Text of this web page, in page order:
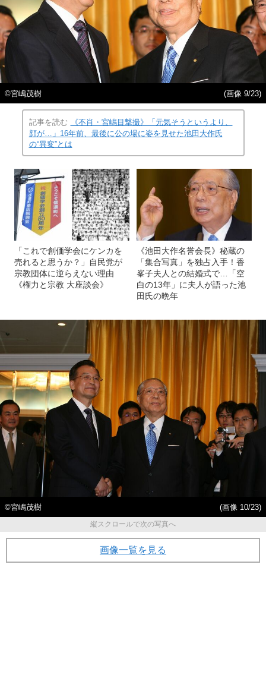
©宮嶋茂樹 (画像 9/23)
記事を読む
《不肖・宮嶋目撃撮》「元気そうというより、
顔が…」16年前、最後に公の場に姿を見せた池田大作氏
の“異変”とは
「これで創価学会にケンカを
売れると思うか？」自民党が
宗教団体に逆らえない理由
《権力と宗教 大座談会》
《池田大作名誉会長》秘蔵の
「集合写真」を独占入手！香
峯子夫人との結婚式で…「空
白の13年」に夫人が語った池
田氏の晩年
©宮嶋茂樹
(画像 10/23)
縦スクロールで次の写真へ
画像一覧を見る